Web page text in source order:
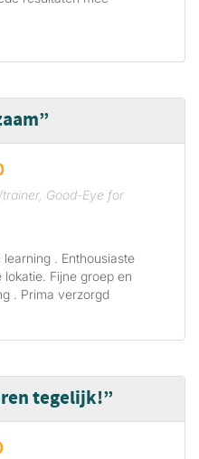
Good-Eye for
. Enthousiaste
Fijne groep en
. Prima verzorgd
tegelijk!